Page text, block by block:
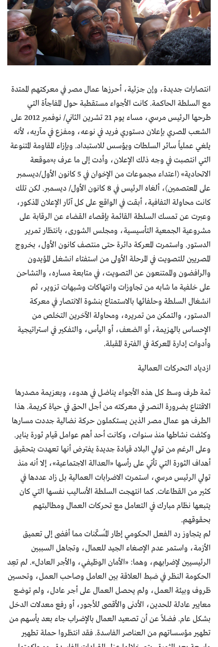
انتصارات جديدة، وإن جزئية، أحرزها عمال مصر في معركتهم الممتدة
مع السلطة الحاكمة. كانت الأجواء مستقطبة حول المفاجأة التي
طرحها الرئيس مرسي، مساء يوم 21 تشرين الثاني/ نوفمبر 2012 على
الشعب المصري بإعلان دستوري فريد في نوعه، ومفزع في مآربه، لأنه
يلغي عملياً سائر السلطات ويؤسس للاستبداد. وبإزاء المقاومة المتنوعة
التي انتصبت في وجه ذلك الإعلان، وأدت إلى ما عرف بـ«موقعة
الاتحادية» (اعتداء مجموعات من الإخوان في 5 كانون الأول/ديسمبر
على المعتصمين)، ألغاه الرئيس في 8 كانون الأول/ ديسمبر. لكن تلك
كانت محاولة التفافية، أبقت في الواقع على كل آثار الإعلان المذكور،
وعبرت عن تمسك السلطة القائمة بإقصاء القضاء عن الرقابة على
مشروعية الجمعية التأسيسية، ومجلس الشورى، بانتظار تمرير
الدستور. واستمرت المعركة دائرة حتى منتصف كانون الأول، بخروج
المصريين للتصويت في المرحلة الأولى من استفتاء انشغل المؤيدون
والرافضون والممتنعون عن التصويت، في متابعة مساره، والتشاحن
على خلفية ما شابه من تجاوزات وانتهاكات وشبهات تزوير، ثم
انشغال السلطة وحلفائها بالاستمتاع بنشوة الانتصار في معركة
الدستور، والتمكن من تمريره، ومحاولة الآخرين التخلص من
الإحساس بالهزيمة، أو الضعف، أو اليأس، والتفكير في استراتيجية
وأدوات إدارة المعركة في الفترة المقبلة.
ازدياد التحركات العمالية
ثمة طرف وسط كل هذه الأجواء يناضل في هدوء، وبعزيمة مصدرها
الاقتناع بضرورة النصر في معركته من أجل الحق في حياة كريمة. هذا
الطرف هو عمال مصر الذين يستكملون حركة نضالية جددت مسارها
وكثفت نشاطها منذ سنوات، وكانت أحد أهم عوامل قيام ثورة يناير.
وعلى الرغم من تولي البلاد قيادة جديدة يفترض أنها تعهدت بتحقيق
أهداف الثورة التي تأتي على رأسها «العدالة الاجتماعية»، إلا أنه منذ
تولي الرئيس مرسي، استمرت الاضرابات العمالية بل زاد عددها في
كثير من القطاعات. كما انتهجت السلطة الأساليب نفسها التي كان
يتبعها نظام مبارك في التعامل مع تحركات العمال ومطالبتهم
بحقوقهم.
لم يتجاوز رد الفعل الحكومي إطار المُسكّنات مما أفضى إلى تعميق
الأزمة، واستمر عدم الإصغاء الجيد للعمال، وتجاهل السببين
الرئيسيين لإضرابهم، وهما: «الأمان الوظيفي، والأجر العادل». لم تعِد
الحكومة النظر في ضبط العلاقة بين العامل وصاحب العمل، وتحسين
ظروف وبيئة العمل، ولم يحصل العمال على أجر عادل، ولم توضع
معايير عادلة للحدين، الأدنى والأقصى للأجور، أو رفع معدلات الدخل
بشكل عام. فضلاً عن أن تصعيد العمال بالإضراب جاء بعد يأسهم من
تطهير مؤسساتهم من العناصر الفاسدة. فقد انتظروا حملة تطهير